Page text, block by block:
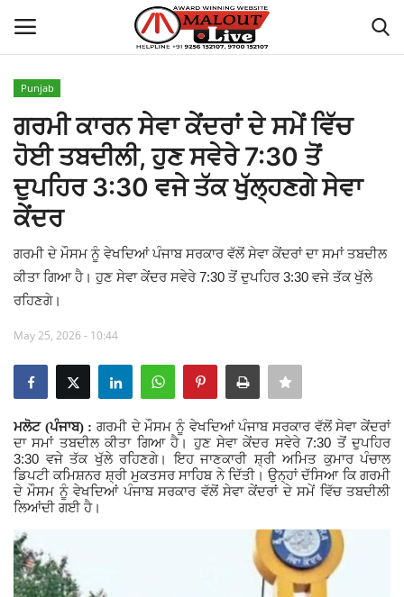
Home
About Us
How to Reach Malout
Privacy Policy
Malout News
History of Malout
Giddarbaha
Railway Time Table
Lambi
Sri Muktsar Sahib News
Punjab
ਗਰਮੀ ਕਾਰਨ ਸੇਵਾ ਕੇਂਦਰਾਂ ਦੇ ਸਮੇਂ ਵਿੱਚ
ਹੋਈ ਤਬਦੀਲੀ, ਹੁਣ ਸਵੇਰੇ 7:30 ਤੋਂ
ਦੁਪਹਿਰ 3:30 ਵਜੇ ਤੱਕ ਖੁੱਲ੍ਹਣਗੇ ਸੇਵਾ
ਕੇਂਦਰ
ਗਰਮੀ ਦੇ ਮੌਸਮ ਨੂੰ ਵੇਖਦਿਆਂ ਪੰਜਾਬ ਸਰਕਾਰ ਵੱਲੋਂ ਸੇਵਾ ਕੇਂਦਰਾਂ ਦਾ ਸਮਾਂ ਤਬਦੀਲ
ਕੀਤਾ ਗਿਆ ਹੈ। ਹੁਣ ਸੇਵਾ ਕੇਂਦਰ ਸਵੇਰੇ 7:30 ਤੋਂ ਦੁਪਹਿਰ 3:30 ਵਜੇ ਤੱਕ ਖੁੱਲੇ
ਰਹਿਣਗੇ।
May 25, 2026 - 10:44
ਮਲੋਟ (ਪੰਜਾਬ) : ਗਰਮੀ ਦੇ ਮੌਸਮ ਨੂੰ ਵੇਖਦਿਆਂ ਪੰਜਾਬ ਸਰਕਾਰ ਵੱਲੋਂ ਸੇਵਾ ਕੇਂਦਰਾਂ
ਦਾ ਸਮਾਂ ਤਬਦੀਲ ਕੀਤਾ ਗਿਆ ਹੈ। ਹੁਣ ਸੇਵਾ ਕੇਂਦਰ ਸਵੇਰੇ7:30 ਤੋਂ ਦੁਪਹਿਰ
3:30 ਵਜੇ ਤੱਕ ਖੁੱਲੇ ਰਹਿਣਗੇ। ਇਹ ਜਾਣਕਾਰੀ ਸ਼੍ਰੀ ਅਮਿਤ ਕੁਮਾਰ ਪੰਚਾਲ
ਡਿਪਟੀ ਕਮਿਸ਼ਨਰ ਸ਼੍ਰੀ ਮੁਕਤਸਰ ਸਾਹਿਬ ਨੇ ਦਿੱਤੀ। ਉਨ੍ਹਾਂ ਦੱਸਿਆ ਕਿ ਗਰਮੀ
ਦੇ ਮੌਸਮ ਨੂੰ ਵੇਖਦਿਆਂ ਪੰਜਾਬ ਸਰਕਾਰ ਵੱਲੋਂ ਸੇਵਾ ਕੇਂਦਰਾਂ ਦੇ ਸਮੇਂ ਵਿੱਚ ਤਬਦੀਲੀ
ਲਿਆਂਦੀ ਗਈ ਹੈ।